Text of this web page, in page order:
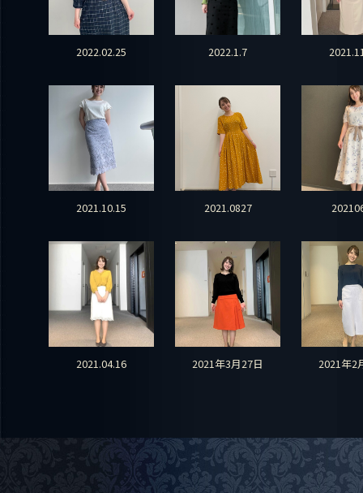
2022.02.25 2022.1.7
2021.10.15 2021.0827
2021.04.16 2021年3月27日 2021年2